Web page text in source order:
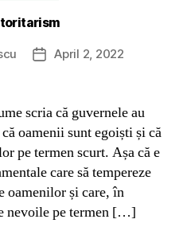
PostApril 2, 2022
scria că guvernele au
oamenii sunt egoiști și că
pe termen scurt. Așa că e
care să tempereze
oamenilor și care, în
nevoile pe termen […]